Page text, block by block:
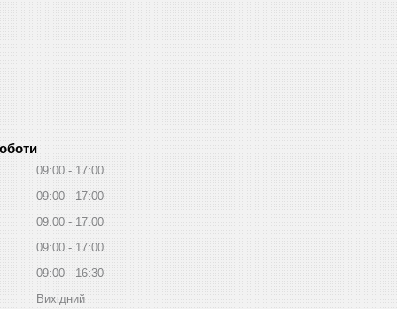
09:00
17:00
09:00
17:00
09:00
17:00
09:00
17:00
09:00
16:30
Вихідний